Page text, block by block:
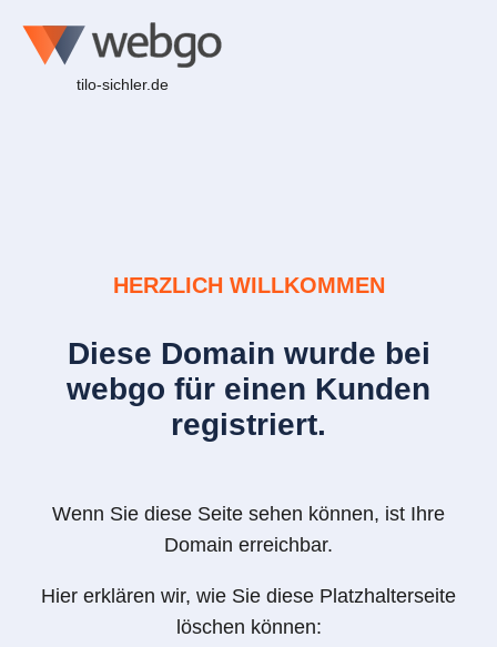
tilo-sichler.de
HERZLICH WILLKOMMEN
Diese Domain wurde bei
webgo für einen Kunden
registriert.
Wenn Sie diese Seite sehen können, ist Ihre
Domain erreichbar.
Hier erklären wir, wie Sie diese Platzhalterseite
löschen können: